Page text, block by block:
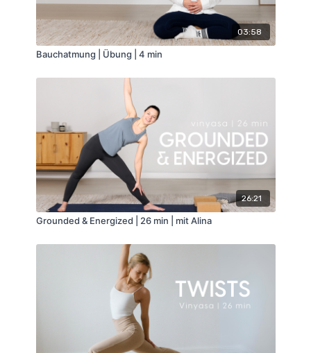
03:58
Bauchatmung | Übung | 4 min
26:21
Grounded & Energized | 26 min | mit Alina